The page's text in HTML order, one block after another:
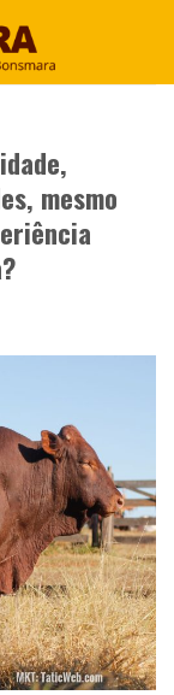
mesmo